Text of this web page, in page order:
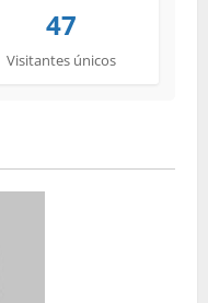
47
Visitantes únicos